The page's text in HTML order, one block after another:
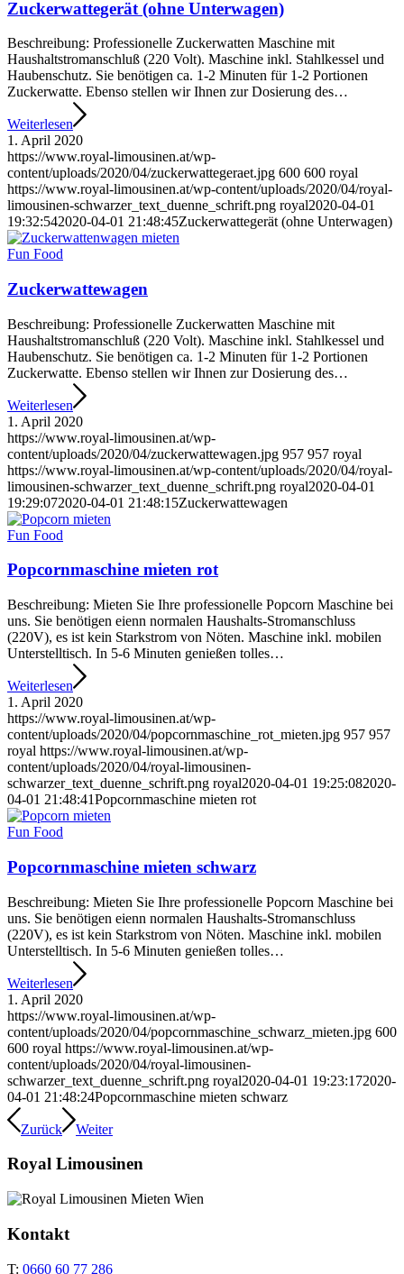
Zuckerwattegerät (ohne Unterwagen)
Beschreibung: Professionelle Zuckerwatten Maschine mit
Haushaltstromanschluß (220 Volt). Maschine inkl. Stahlkessel und
Haubenschutz. Sie benötigen ca. 1-2 Minuten für 1-2 Portionen
Zuckerwatte. Ebenso stellen wir Ihnen zur Dosierung des…
Weiterlesen
1. April 2020
https://www.royal-limousinen.at/wp-
content/uploads/2020/04/zuckerwattegeraet.jpg 600 600 royal
https://www.royal-limousinen.at/wp-content/uploads/2020/04/royal-
limousinen-schwarzer_text_duenne_schrift.png royal2020-04-01
19:32:542020-04-01 21:48:45Zuckerwattegerät (ohne Unterwagen)
Fun Food
Zuckerwattewagen
Beschreibung: Professionelle Zuckerwatten Maschine mit
Haushaltstromanschluß (220 Volt). Maschine inkl. Stahlkessel und
Haubenschutz. Sie benötigen ca. 1-2 Minuten für 1-2 Portionen
Zuckerwatte. Ebenso stellen wir Ihnen zur Dosierung des…
Weiterlesen
1. April 2020
https://www.royal-limousinen.at/wp-
content/uploads/2020/04/zuckerwattewagen.jpg 957 957 royal
https://www.royal-limousinen.at/wp-content/uploads/2020/04/royal-
limousinen-schwarzer_text_duenne_schrift.png royal2020-04-01
19:29:072020-04-01 21:48:15Zuckerwattewagen
Fun Food
Popcornmaschine mieten rot
Beschreibung: Mieten Sie Ihre professionelle Popcorn Maschine bei
uns. Sie benötigen eienn normalen Haushalts-Stromanschluss
(220V), es ist kein Starkstrom von Nöten. Maschine inkl. mobilen
Unterstelltisch. In 5-6 Minuten genießen tolles…
Weiterlesen
1. April 2020
https://www.royal-limousinen.at/wp-
content/uploads/2020/04/popcornmaschine_rot_mieten.jpg 957 957
royal https://www.royal-limousinen.at/wp-
content/uploads/2020/04/royal-limousinen-
schwarzer_text_duenne_schrift.png royal2020-04-01 19:25:082020-
04-01 21:48:41Popcornmaschine mieten rot
Fun Food
Popcornmaschine mieten schwarz
Beschreibung: Mieten Sie Ihre professionelle Popcorn Maschine bei
uns. Sie benötigen eienn normalen Haushalts-Stromanschluss
(220V), es ist kein Starkstrom von Nöten. Maschine inkl. mobilen
Unterstelltisch. In 5-6 Minuten genießen tolles…
Weiterlesen
1. April 2020
https://www.royal-limousinen.at/wp-
content/uploads/2020/04/popcornmaschine_schwarz_mieten.jpg 600
600 royal https://www.royal-limousinen.at/wp-
content/uploads/2020/04/royal-limousinen-
schwarzer_text_duenne_schrift.png royal2020-04-01 19:23:172020-
04-01 21:48:24Popcornmaschine mieten schwarz
Zurück Weiter
Royal Limousinen
Kontakt
T: 0660 60 77 286